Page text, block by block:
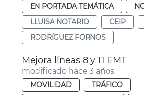
EN PORTADA TEMÁTICA
LLUÏSA NOTARIO
CEIP
RODRÍGUEZ FORNOS
Mejora líneas 8 y 11 EMT
modificado hace 3 años
MOVILIDAD
TRÁFICO